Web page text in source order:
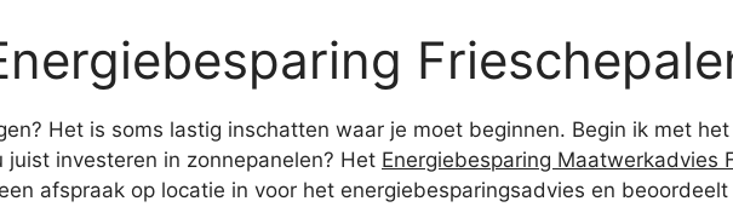
Het is soms lastig inschatten waar je moet beginnen. Begin ik met
investeren in zonnepanelen? Het Energiebesparing Maatwerkadvies
afspraak op locatie in voor het energiebesparingsadvies en